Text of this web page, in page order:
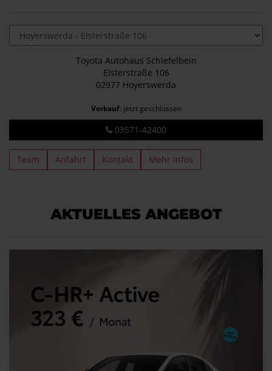
Toyota Autohaus Schiefelbein
Elsterstraße 106
02977 Hoyerswerda
Verkauf: jetzt geschlossen
03571-42400
Team Anfahrt Kontakt Mehr Infos
AKTUELLES ANGEBOT